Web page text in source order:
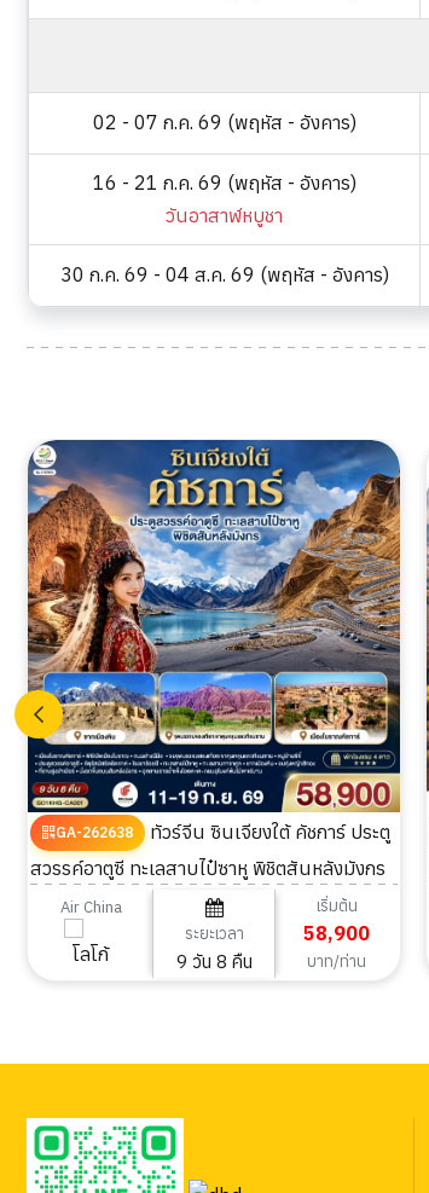
02 - 07 ก.ค. 69 (พฤหัส - อังคาร)
16 - 21 ก.ค. 69 (พฤหัส - อังคาร)
วันอาสาฬหบูชา
30 ก.ค. 69 - 04 ส.ค. 69 (พฤหัส - อังคาร)
GA-262638
ทัวร์จีน ซินเจียงใต้ คัชการ์ ประตู
สวรรค์อาตูซี ทะเลสาบไป๋ซาหู พิชิตสันหลังมังกร
9วัน 8คืน
Air China
ระยะเวลา
9 วัน 8 คืน
เริ่มต้น
58,900
บาท/ท่าน